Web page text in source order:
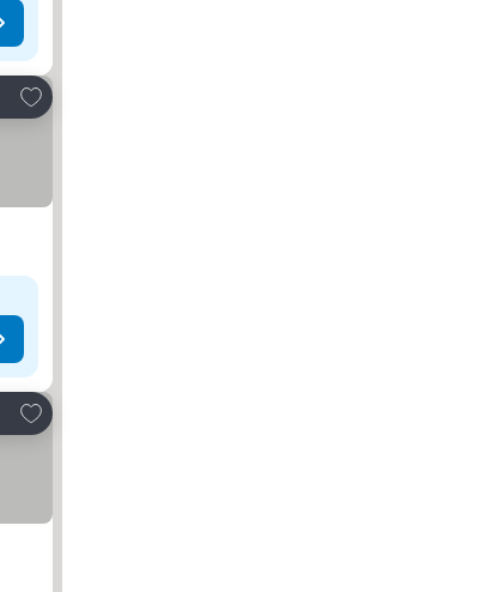
Dodati u favorite
Dodati u favorite